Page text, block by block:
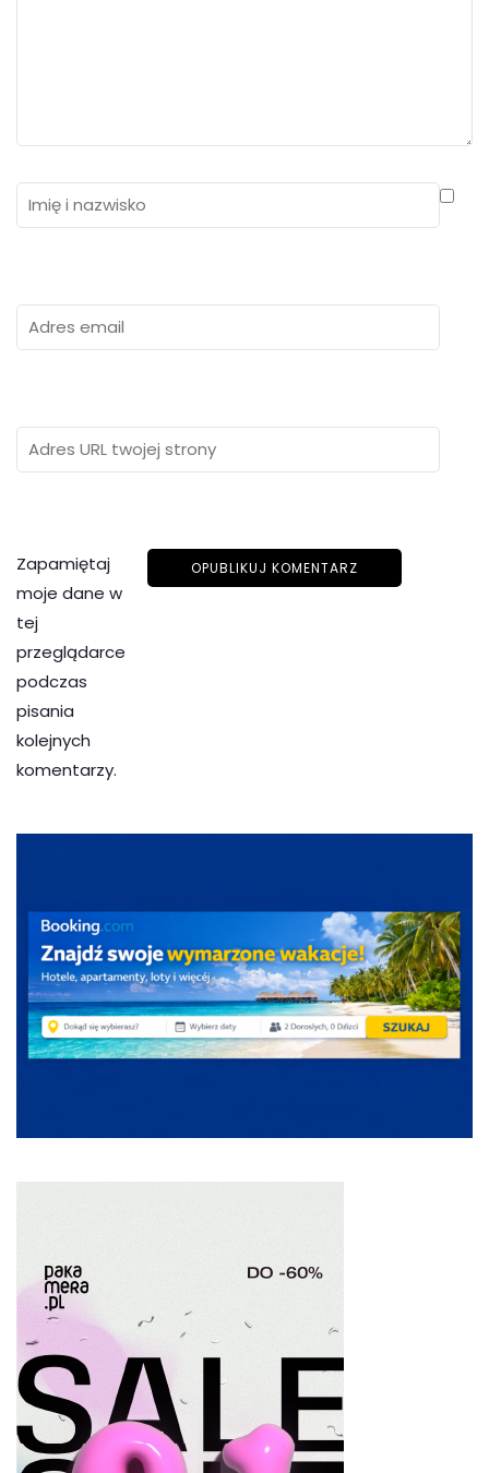
Zapamiętaj
moje dane w
tej
przeglądarce
podczas
pisania
kolejnych
komentarzy.